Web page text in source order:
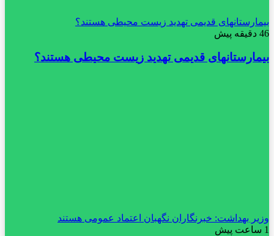
بیمارستانهای قدیمی تهدید زیست محیطی هستند؟
46 دقیقه پیش
بیمارستانهای قدیمی تهدید زیست محیطی هستند؟
وزیر بهداشت: خبرنگاران نگهبان اعتماد عمومی هستند
1 ساعت پیش